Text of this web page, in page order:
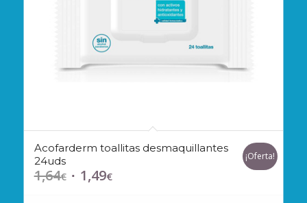
Acofarderm toallitas desmaquillantes
24uds
1,64€ El 1,49€El
¡Oferta!